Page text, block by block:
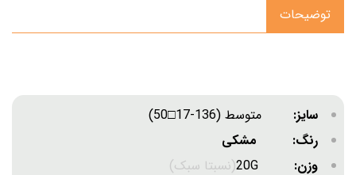
توضیحات
سایز: متوسط (136-17□50)
رنگ: مشکی
وزن:
(نسبتا سبک)